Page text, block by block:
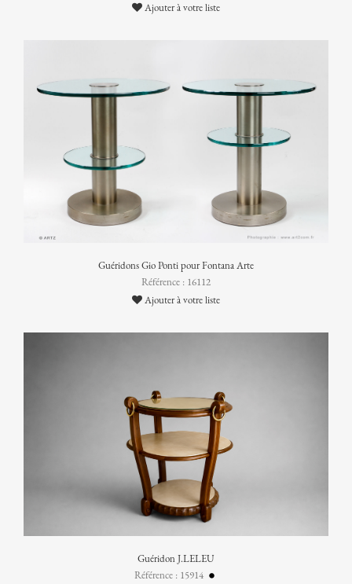
Ajouter à votre liste
Guéridons Gio Ponti pour Fontana Arte
Référence : 16112
Ajouter à votre liste
Guéridon J.LELEU
Référence : 15914